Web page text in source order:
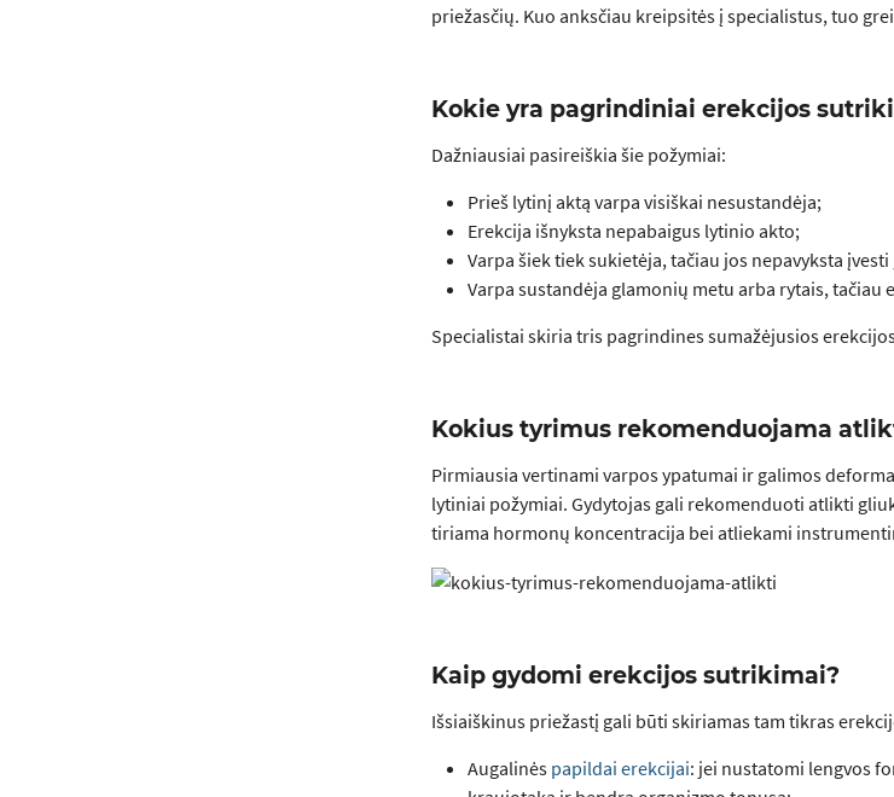
priežasčių. Kuo anksčiau kreipsitės į specialistus, tuo
Kokie yra pagrindiniai erekcijos
Dažniausiai pasireiškia šie požymiai:
Prieš lytinį aktą varpa visiškai nesustandėja;
Erekcija išnyksta nepabaigus lytinio akto;
Varpa šiek tiek sukietėja, tačiau jos nepavyksta
Varpa sustandėja glamonių metu arba rytais, tačiau
Specialistai skiria tris pagrindines sumažėjusios
Kokius tyrimus rekomenduojama
Pirmiausia vertinami varpos ypatumai ir galimos
lytiniai požymiai. Gydytojas gali rekomenduoti atlikti
tiriama hormonų koncentracija bei atliekami
Kaip gydomi erekcijos sutrikimai?
Išsiaiškinus priežastį gali būti skiriamas tam tikras
Augalinės papildai erekcijai: jei nustatomi lengvos